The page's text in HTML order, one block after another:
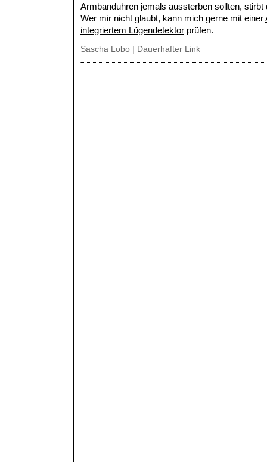
Armbanduhren jemals aussterben sollten, stirbt
Wer mir nicht glaubt, kann mich gerne mit einer
integriertem Lügendetektor prüfen.
Sascha Lobo Dauerhafter Link